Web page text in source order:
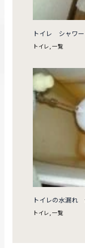
トイレ シャワ
トイレ ,一覧
トイレの水漏れ
トイレ ,一覧